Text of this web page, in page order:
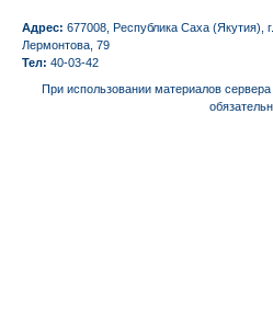
Адрес: 677008, Республика Саха (Якутия),
Лермонтова, 79
Тел: 40-03-42
При использовании материалов